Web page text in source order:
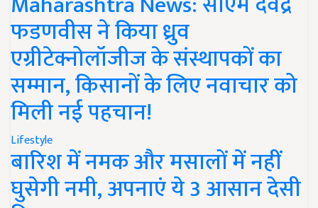
फडणवीस ने किया ध्रुव
एग्रीटेक्नोलॉजीज के संस्थापकों का
सम्मान, किसानों के लिए नवाचार को
मिली नई पहचान!
Lifestyle
बारिश में नमक और मसालों में नहीं
घुसेगी नमी, अपनाएं ये 3 आसान देसी